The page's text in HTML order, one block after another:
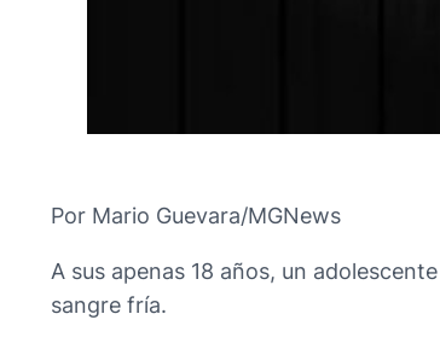
Por Mario Guevara/MGNews
A sus apenas 18 años, un
sangre fría.